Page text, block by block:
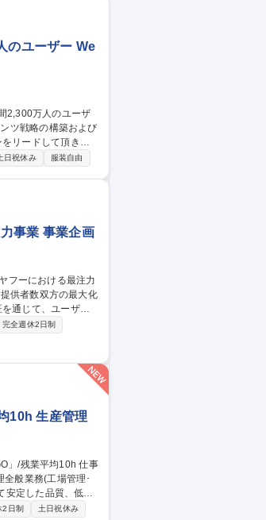
とを期待します。
のユーザー We
リードして頂きま
日祝休み 服装自由
事業 事業企画
通じて、ユーザー
検証の推進およ
KPI構築からグロー
完全週休2日制
10h 生産管理
般業務(工場管理･
本社にて電話やWE
2日制 土日祝休み